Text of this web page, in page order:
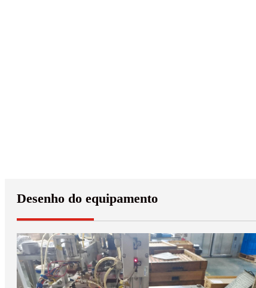
Desenho do equipamento